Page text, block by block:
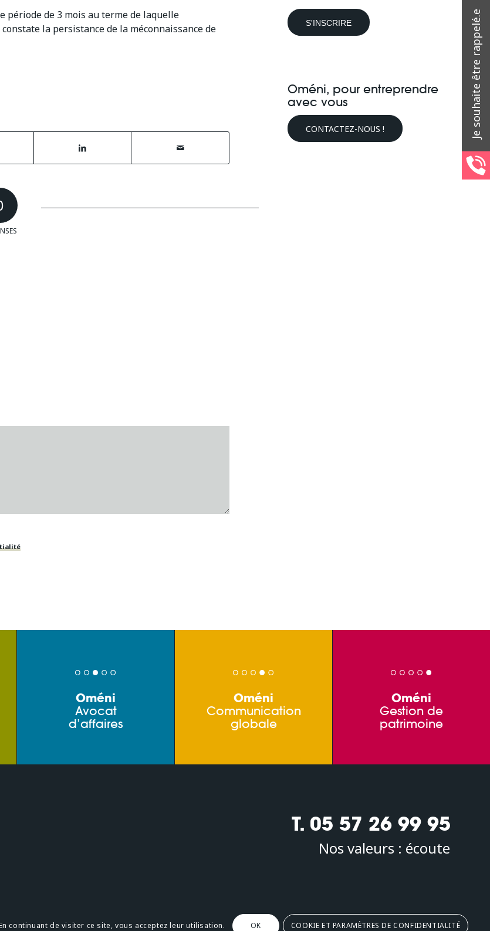
période de 3 mois au terme de laquelle
la persistance de la méconnaissance de
Oméni, pour entreprendre
avec vous
CONTACTEZ-NOUS !
Oméni
Avocat
d’affaires
Oméni
Communication
globale
Oméni
Gestion de
patrimoine
T. 05 57 26 99 95
Nos valeurs : écoute
Oméni2, avenue Léonard de Vinci 33600 PESSAC
continuant de visiter ce site, vous acceptez leur utilisation. OK COOKIE ET PARAMÈTRES DE CONFIDENTIALITÉ